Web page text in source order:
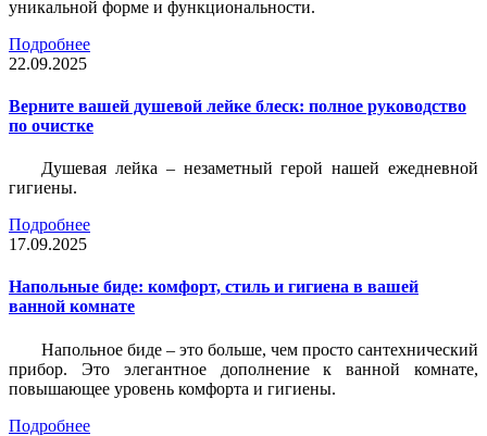
уникальной форме и функциональности.
Подробнее
22.09.2025
Верните вашей душевой лейке блеск: полное руководство
по очистке
Душевая лейка – незаметный герой нашей ежедневной
гигиены.
Подробнее
17.09.2025
Напольные биде: комфорт, стиль и гигиена в вашей
ванной комнате
Напольное биде – это больше, чем просто сантехнический
прибор. Это элегантное дополнение к ванной комнате,
повышающее уровень комфорта и гигиены.
Подробнее